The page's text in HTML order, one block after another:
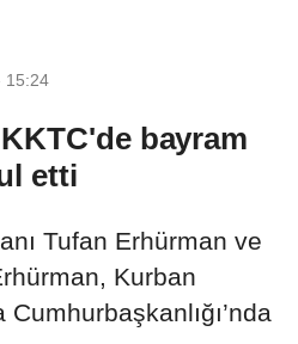
15:24
bayram
etti
Tufan Erhürman ve
Kurban
Cumhurbaşkanlığı’nda